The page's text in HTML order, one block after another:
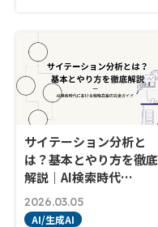
サイテーション分析と
は？基本とやり方を徹底
解説｜AI検索時代…
2026.03.05
AI/生成AI